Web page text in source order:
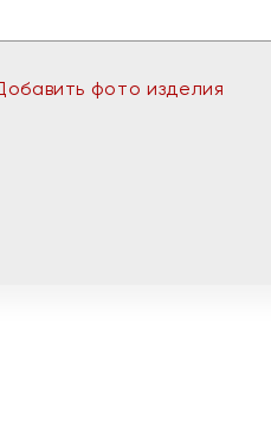
фото изделия